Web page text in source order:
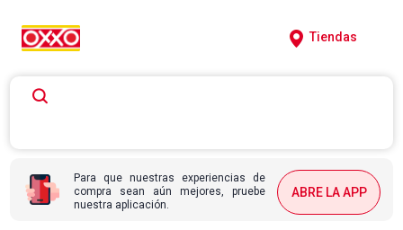
Tiendas
Para que nuestras experiencias de
compra sean aún mejores, pruebe
nuestra aplicación.
ABRE LA APP